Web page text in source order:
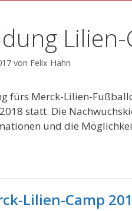
von Felix Hahn
fürs Merck-Lilien-
statt. Die
und die
Lilien-Camp